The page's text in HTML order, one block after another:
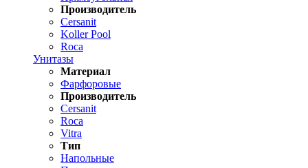
Производитель
Cersanit
Koller Pool
Roca
Унитазы
Материал
Фарфоровые
Производитель
Cersanit
Roca
Vitra
Тип
Напольные